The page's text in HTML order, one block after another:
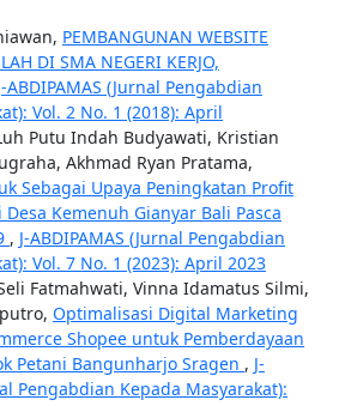
PEMBANGUNAN WEBSITE
DI SMA NEGERI KERJO,
ABDIPAMAS (Jurnal Pengabdian
Vol. 2 No. 1 (2018): April
Putu Indah Budyawati, Kristian
Akhmad Ryan Pratama,
Sebagai Upaya Peningkatan Profit
Kemenuh Gianyar Bali Pasca
, J-ABDIPAMAS (Jurnal Pengabdian
Vol. 7 No. 1 (2023): April 2023
Fatmahwati, Vinna Idamatus Silmi,
Optimalisasi Digital Marketing
Shopee untuk Pemberdayaan
Petani Bangunharjo Sragen , J-
Pengabdian Kepada Masyarakat):